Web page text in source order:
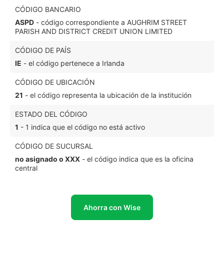
CÓDIGO BANCARIO
ASPD - código correspondiente a AUGHRIM STREET
PARISH AND DISTRICT CREDIT UNION LIMITED
CÓDIGO DE PAÍS
IE - el código pertenece a Irlanda
CÓDIGO DE UBICACIÓN
21 - el código representa la ubicación de la institución
ESTADO DEL CÓDIGO
1 - 1 indica que el código no está activo
CÓDIGO DE SUCURSAL
no asignado o XXX - el código indica que es la oficina
central
Ahorra con Wise